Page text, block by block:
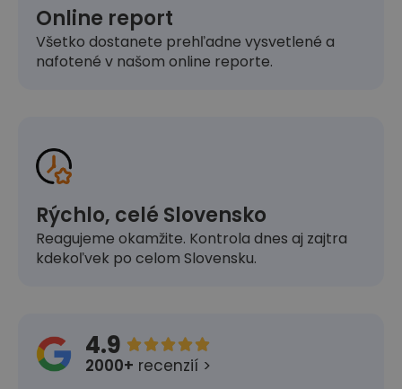
Online report
Všetko dostanete prehľadne vysvetlené a
nafotené v našom online reporte.
Rýchlo, celé Slovensko
Reagujeme okamžite. Kontrola dnes aj zajtra
kdekoľvek po celom Slovensku.
4.9 
2000+ recenzií >